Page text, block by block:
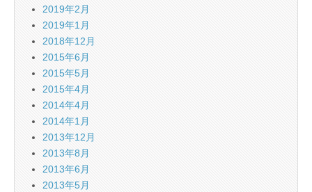
2019年2月
2019年1月
2018年12月
2015年6月
2015年5月
2015年4月
2014年4月
2014年1月
2013年12月
2013年8月
2013年6月
2013年5月